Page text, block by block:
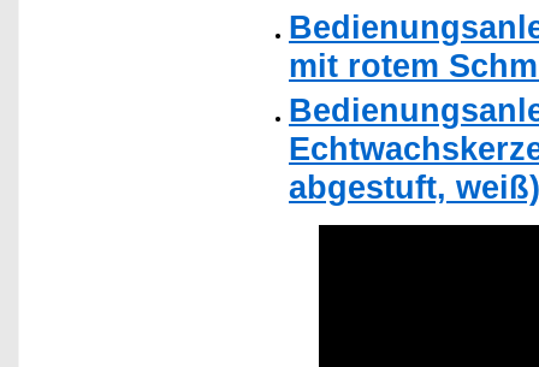
mit rotem
abgestuft, weiß)